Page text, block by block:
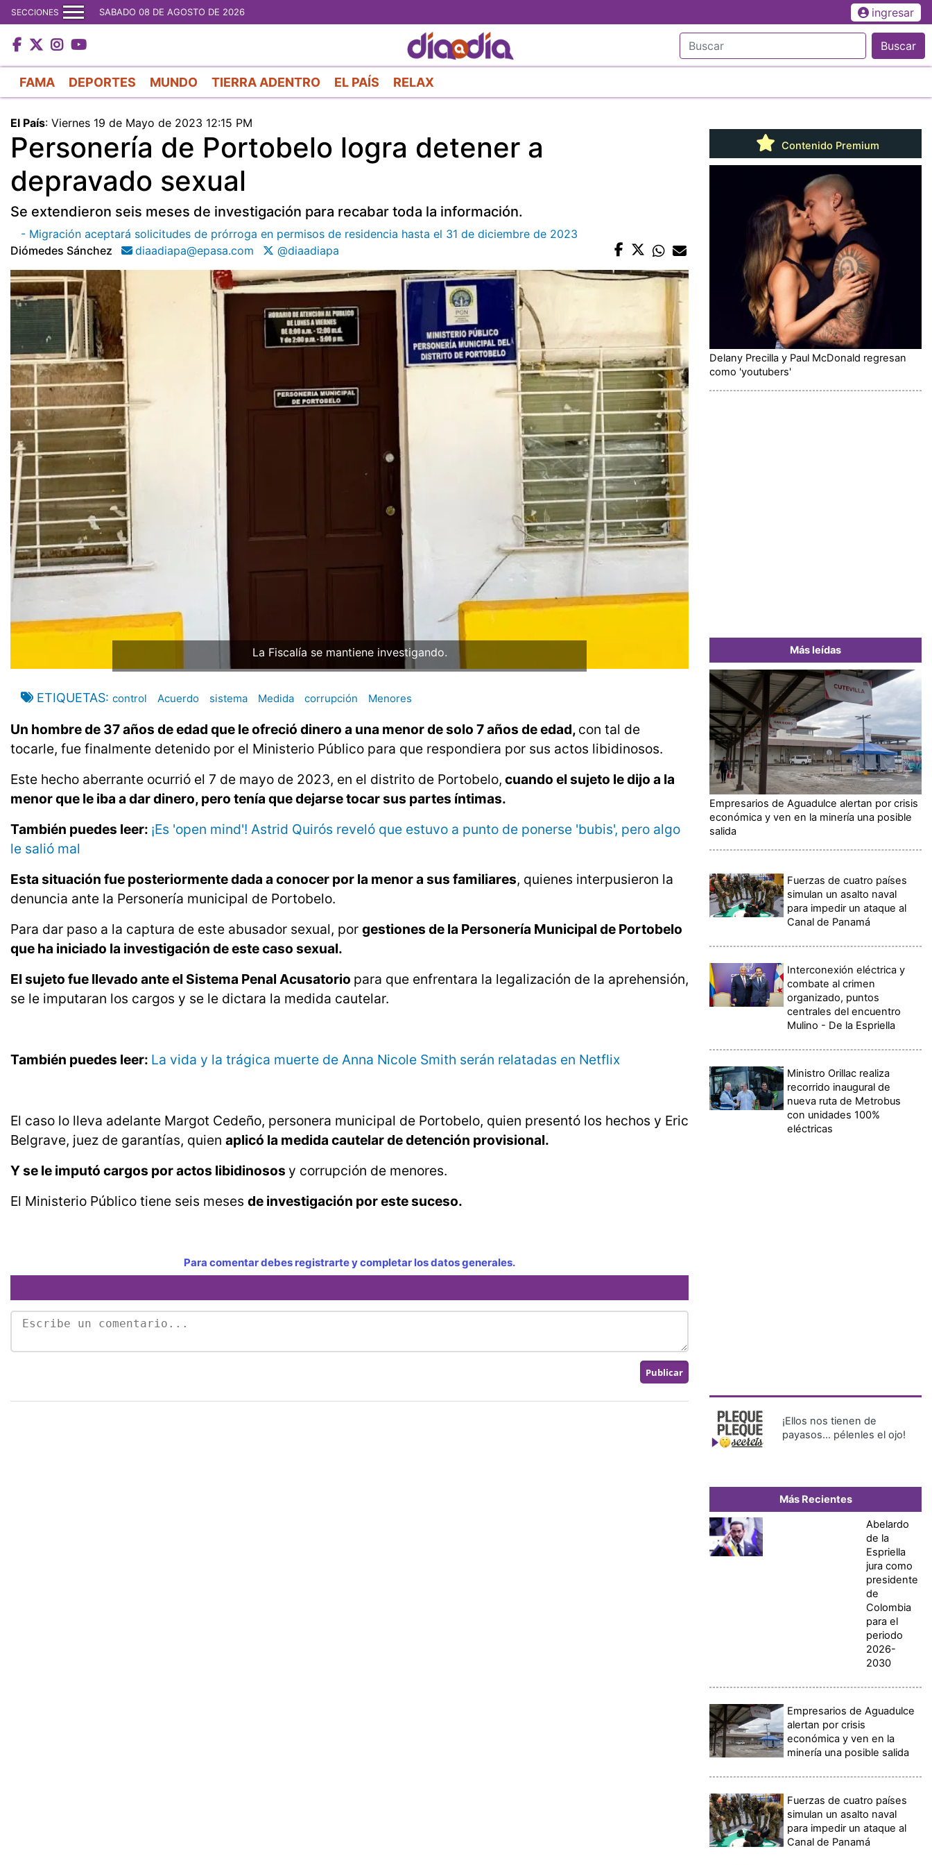
al
contenido
principal
SECCIONES SABADO 08 DE AGOSTO DE 2026 ingresar
Buscar
FAMA DEPORTES MUNDO TIERRA ADENTRO EL PAÍS RELAX
El País: Viernes 19 de Mayo de 2023 12:15 PM
Personería de Portobelo logra detener a
depravado sexual
Se extendieron seis meses de investigación para recabar toda la información.
- Migración aceptará solicitudes de prórroga en permisos de residencia hasta el 31 de diciembre de 2023
Diómedes Sánchez
diaadiapa@epasa.com @diaadiapa
La Fiscalía se mantiene investigando.
ETIQUETAS control Acuerdo sistema Medida corrupción Menores
Un hombre de 37 años de edad que le ofreció dinero a una menor de solo 7 años de edad, con tal de
tocarle, fue finalmente detenido por el Ministerio Público para que respondiera por sus actos libidinosos.
Este hecho aberrante ocurrió el 7 de mayo de 2023, en el distrito de Portobelo, cuando el sujeto le dijo a la
menor que le iba a dar dinero, pero tenía que dejarse tocar sus partes íntimas.
También puedes leer: ¡Es 'open mind'! Astrid Quirós reveló que estuvo a punto de ponerse 'bubis', pero algo
le salió mal
Esta situación fue posteriormente dada a conocer por la menor a sus familiares, quienes interpusieron la
denuncia ante la Personería municipal de Portobelo.
Para dar paso a la captura de este abusador sexual, por gestiones de la Personería Municipal de Portobelo
que ha iniciado la investigación de este caso sexual.
El sujeto fue llevado ante el Sistema Penal Acusatorio para que enfrentara la legalización de la aprehensión,
se le imputaran los cargos y se le dictara la medida cautelar.
También puedes leer: La vida y la trágica muerte de Anna Nicole Smith serán relatadas en Netflix
El caso lo lleva adelante Margot Cedeño, personera municipal de Portobelo, quien presentó los hechos y Eric
Belgrave, juez de garantías, quien aplicó la medida cautelar de detención provisional.
Y se le imputó cargos por actos libidinosos y corrupción de menores.
El Ministerio Público tiene seis meses de investigación por este suceso.
Para comentar debes registrarte y completar los datos generales.
Contenido Premium
Delany Precilla y Paul McDonald regresan
como 'youtubers'
Más leídas
Empresarios de Aguadulce alertan por crisis
económica y ven en la minería una posible
salida
Fuerzas de cuatro países
simulan un asalto naval
para impedir un ataque al
Canal de Panamá
Interconexión eléctrica y
combate al crimen
organizado, puntos
centrales del encuentro
Mulino - De la Espriella
Ministro Orillac realiza
recorrido inaugural de
nueva ruta de Metrobus
con unidades 100%
eléctricas
¡Ellos nos tienen de
payasos… pélenles el ojo!
Más Recientes
Abelardo
de la
Espriella
jura como
presidente
de
Colombia
para el
periodo
2026-
2030
Empresarios de Aguadulce
alertan por crisis
económica y ven en la
minería una posible salida
Fuerzas de cuatro países
simulan un asalto naval
para impedir un ataque al
Canal de Panamá